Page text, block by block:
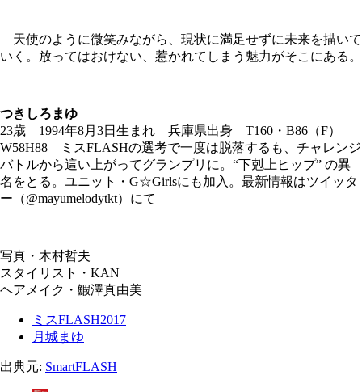
天使のように微笑みながら、現状に満足せずに未来を描いて
いく。放ってはおけない、惹かれてしまう魅力がそこにある。
つきしろまゆ
23歳 1994年8月3日生まれ 兵庫県出身 T160・B86（F）
W58H88 ミスFLASHの選考で一度は脱落するも、チャレンジ
バトルから這い上がってグランプリに。“下剋上ヒップ” の異
名をとる。ユニット・G☆Girlsにも加入。最新情報はツイッタ
ー（@mayumelodytkt）にて
写真・木村哲夫
スタイリスト・KAN
ヘアメイク・鰕澤真由美
ミスFLASH2017
月城まゆ
出典元: SmartFLASH